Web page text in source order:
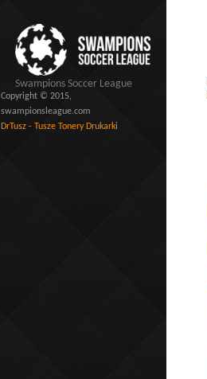
Swampions Soccer League
Copyright © 2015,
swampionsleague.com
DrTusz - Tusze Tonery Drukarki